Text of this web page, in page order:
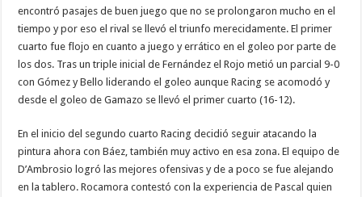
encontró pasajes de buen juego que no se prolongaron mucho en el
tiempo y por eso el rival se llevó el triunfo merecidamente. El primer
cuarto fue flojo en cuanto a juego y errático en el goleo por parte de
los dos. Tras un triple inicial de Fernández el Rojo metió un parcial 9-0
con Gómez y Bello liderando el goleo aunque Racing se acomodó y
desde el goleo de Gamazo se llevó el primer cuarto (16-12).
En el inicio del segundo cuarto Racing decidió seguir atacando la
pintura ahora con Báez, también muy activo en esa zona. El equipo de
D’Ambrosio logró las mejores ofensivas y de a poco se fue alejando
en la tablero. Rocamora contestó con la experiencia de Pascal quien